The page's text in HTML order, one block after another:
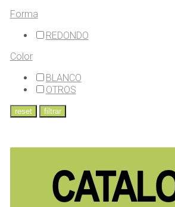
Forma
REDONDO
Color
BLANCO
OTROS